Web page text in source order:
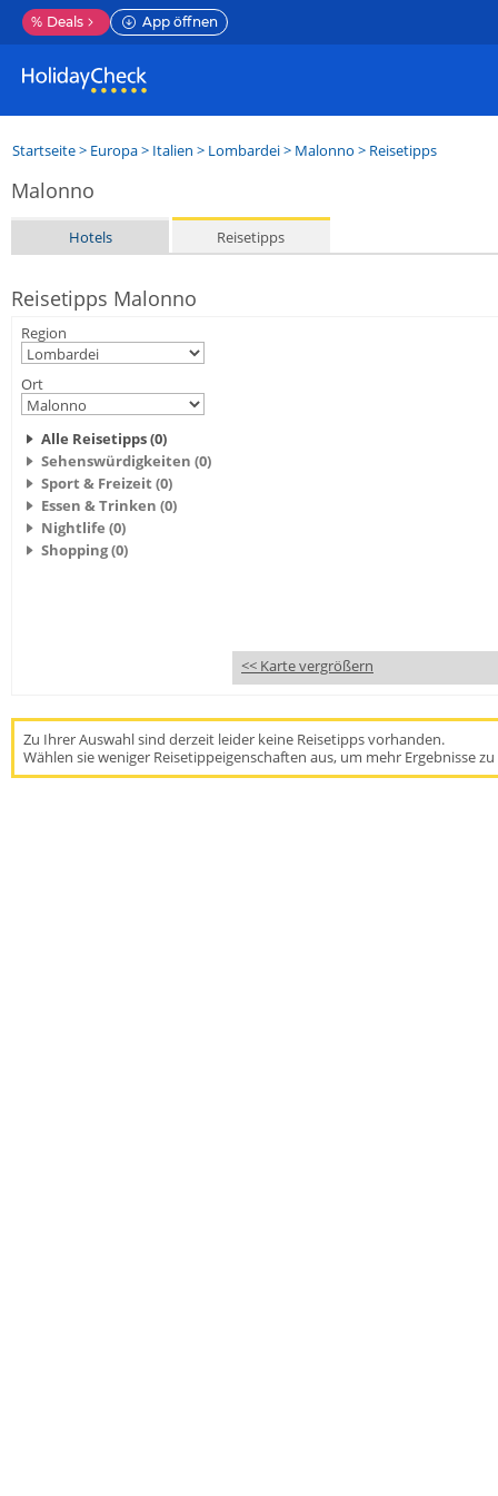
% Deals App öffnen
Startseite> Europa> Italien > Lombardei> Malonno > Reisetipps
Malonno
Hotels Reisetipps
Reisetipps Malonno
Region
Ort
Alle Reisetipps (0)
Sehenswürdigkeiten (0)
Sport & Freizeit (0)
Essen & Trinken (0)
Nightlife (0)
Shopping (0)
<< Karte vergrößern
Zu Ihrer Auswahl sind derzeit leider keine Reisetipps vorhanden.
Wählen sie weniger Reisetippeigenschaften aus, um mehr Ergebnisse